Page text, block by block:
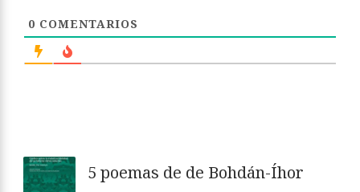
0 COMENTARIOS
5 poemas de de Bohdán-Íhor